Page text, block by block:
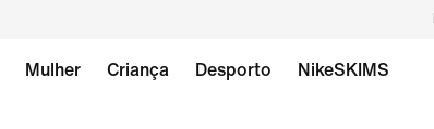
Mulher Criança Desporto NikeSKIMS